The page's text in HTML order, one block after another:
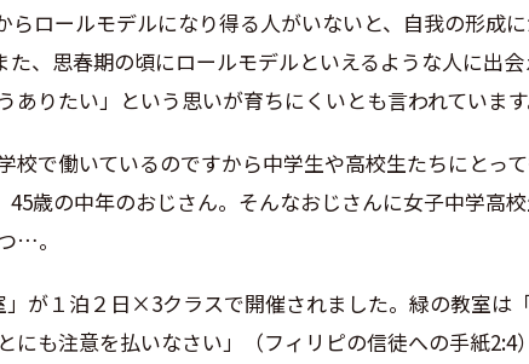
らロールモデルになり得る人がいないと、自我の形成
、思春期の頃にロールモデルといえるような人に出会
ありたい」という思いが育ちにくいとも言われています
で働いているのですから中学生や高校生たちにとっ
45歳の中年のおじさん。そんなおじさんに女子中学高
…。
が１泊２日×3クラスで開催されました。緑の教室は
にも注意を払いなさい」（フィリピの信徒への手紙2:4